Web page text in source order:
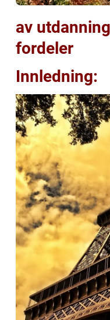
av
fordeler
Innledning: